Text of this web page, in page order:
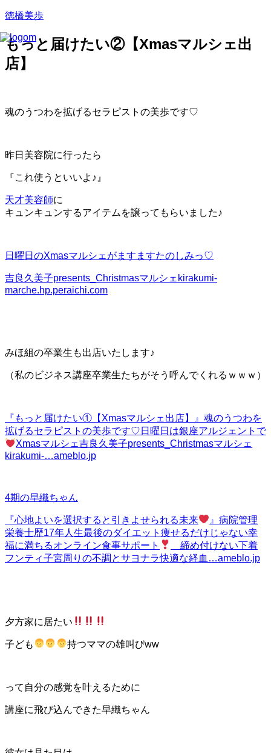
徳橋美歩
もっと届けたい②【Xmasマルシェ出
店】
魂のうつわを拡げるセラピストの美歩です♡
昨日美容院に行ったら
『これ使うといいよ♪』
天才美容師に
キュンキュンするアイテムを譲ってもらいました♪
日曜日のXmasマルシェがますますたのしみっ♡
吉良久美子presents_Christmasマルシェ kirakumi-
marche.hp.peraichi.com
みほ組の卒業生も出店いたします♪
（私のビジネス講座卒業生たちがそう呼んでくれるｗｗｗ）
『もっと届けたい①【Xmasマルシェ出店】』 魂のうつわを
拡げるセラピストの美歩です♡日曜日は銀座アルジェントで
Xmasマルシェ吉良久美子presents_Christmasマルシェ
kirakumi-…ameblo.jp
4期の早織ちゃん
『心地よいを選択すると引きよせられる未来 』病院管理
栄養士歴17年人生最後のダイエット痩せるだけじゃない幸
福に満ちるオンライン食事サポート
締め付けない下着
フンティ子宮周りの不調とサヨナラ快適な経血…ameblo.jp
夕方家に居たい
子ども 持つママの雄叫びww
って自分の感覚を叶えるために
講座に飛び込んできた早織ちゃん